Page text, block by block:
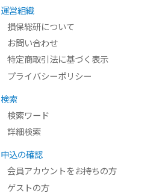
運営組織
損保総研について
お問い合わせ
特定商取引法に基づく表示
プライバシーポリシー
検索
検索ワード
詳細検索
申込の確認
会員アカウントをお持ちの方
ゲストの方